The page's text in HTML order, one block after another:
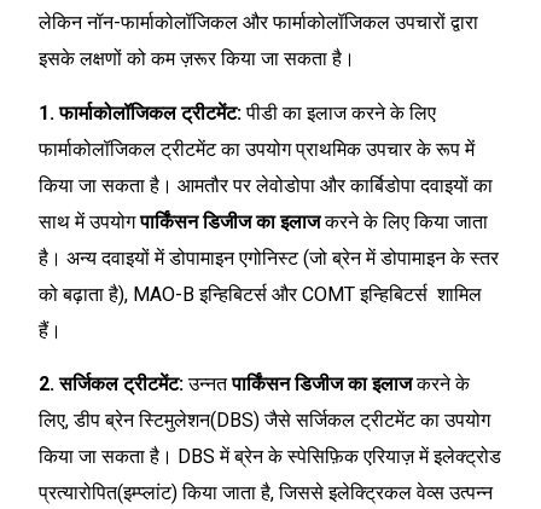
लेकिन नॉन-फार्माकोलॉजिकल और फार्माकोलॉजिकल उपचारों द्वारा
इसके लक्षणों को कम ज़रूर किया जा सकता है।
1. फार्माकोलॉजिकल ट्रीटमेंट:पीडी का इलाज करने के लिए
फार्माकोलॉजिकल ट्रीटमेंट का उपयोग प्राथमिक उपचार के रूप में
किया जा सकता है। आमतौर पर लेवोडोपा और कार्बिडोपा दवाइयों का
साथ में उपयोगपार्किंसन डिजीज का इलाजकरने के लिए किया जाता
है। अन्य दवाइयों में डोपामाइन एगोनिस्ट (जो ब्रेन में डोपामाइन के स्तर
को बढ़ाता है), MAO-B इन्हिबिटर्स और COMT इन्हिबिटर्स शामिल
हैं।
2. सर्जिकल ट्रीटमेंट:उन्नतपार्किंसन डिजीज का इलाजकरने के
लिए, डीप ब्रेन स्टिमुलेशन(DBS) जैसे सर्जिकल ट्रीटमेंट का उपयोग
किया जा सकता है। DBS में ब्रेन के स्पेसिफ़िक एरियाज़ में इलेक्ट्रोड
प्रत्यारोपित(इम्प्लांट) किया जाता है, जिससे इलेक्ट्रिकल वेव्स उत्पन्न